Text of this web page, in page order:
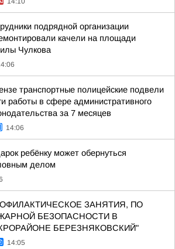
подрядной организации
качели на площади
Чулкова
транспортные полицейские подвели
работы в сфере административного
за 7 месяцев
14:06
ребёнку может обернуться
делом
ЗАНЯТИЯ, ПО
БЕЗОПАСНОСТИ В
БЕРЕЗНЯКОВСКИЙ"
14:05